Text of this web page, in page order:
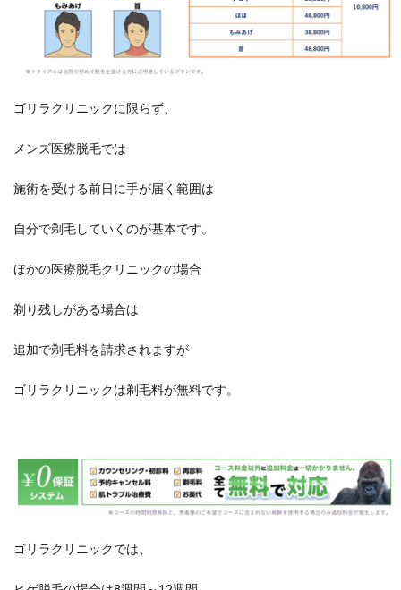
ゴリラクリニックに限らず、
メンズ医療脱毛では
施術を受ける前日に手が届く範囲は
自分で剃毛していくのが基本です。
ほかの医療脱毛クリニックの場合
剃り残しがある場合は
追加で剃毛料を請求されますが
ゴリラクリニックは剃毛料が無料です。
ゴリラクリニックでは、